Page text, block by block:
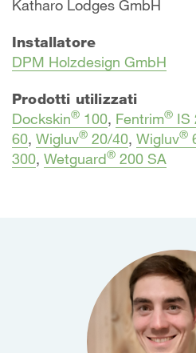
Katharo Lodges GmbH
Installatore
DPM Holzdesign GmbH
Prodotti utilizzati
Dockskin® 100, Fentrim® IS
60, Wigluv® 20/40, Wigluv®
300, Wetguard® 200 SA